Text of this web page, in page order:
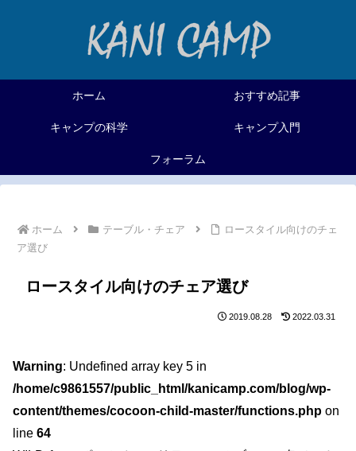
ホーム おすすめ記事
キャンプの科学 キャンプ入門
フォーラム
ホーム テーブル・チェア
ロースタイル向けのチェ
ア選び
ロースタイル向けのチェア選び
2019.08.28 2022.03.31
Warning: Undefined array key 5 in
/home/c9861557/public_html/kanicamp.com/blog/wp-
content/themes/cocoon-child-master/functions.php on
line 64